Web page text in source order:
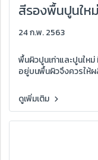
สีรองพื้นปูนให
24 ก.พ. 2563
พื้นผิวปูนเก่าและปูนให
อยู่บนพื้นผิวจึงควรให้
ดูเพิ่มเติม